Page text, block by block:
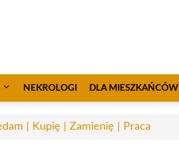
NEKROLOGI DLA MIESZKAŃCÓW
| Kupię | Zamienię | Praca